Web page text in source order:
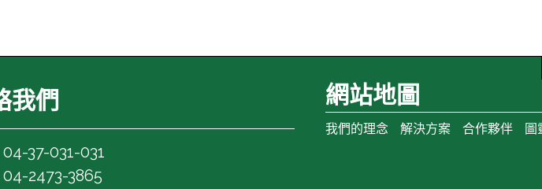
我們
04-37-031-031
04-2473-3865
網站地圖
我們的理念 解決方案 合作夥伴 圖